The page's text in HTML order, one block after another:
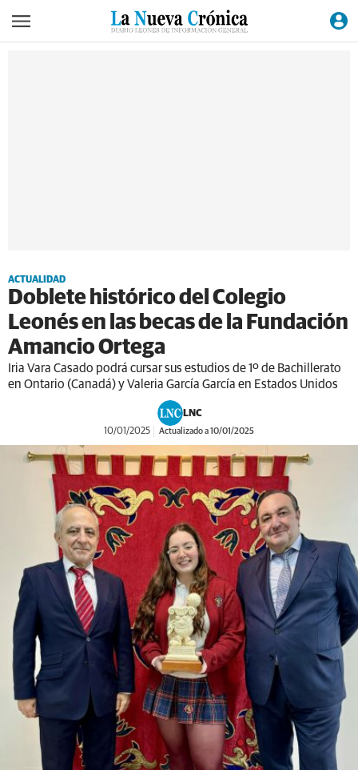
ACTUALIDAD
Doblete histórico del Colegio
Leonés en las becas de la Fundación
Amancio Ortega
Iria Vara Casado podrá cursar sus estudios de 1º de Bachillerato
en Ontario (Canadá) y Valeria García García en Estados Unidos
LNC
10/01/2025 Actualizado a 10/01/2025